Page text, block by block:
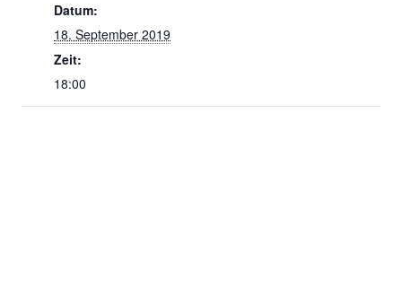
Datum:
18. September 2019
Zeit:
18:00